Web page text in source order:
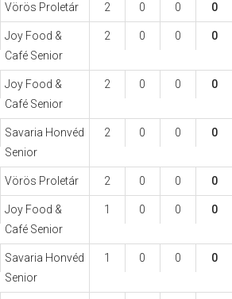
Vörös Proletár 2 0 0 0
Joy Food &
Café Senior
2 0 0 0
Joy Food &
Café Senior
2 0 0 0
Savaria Honvéd
Senior
2 0 0 0
Vörös Proletár 2 0 0 0
Joy Food &
Café Senior
1 0 0 0
Savaria Honvéd
Senior
1 0 0 0